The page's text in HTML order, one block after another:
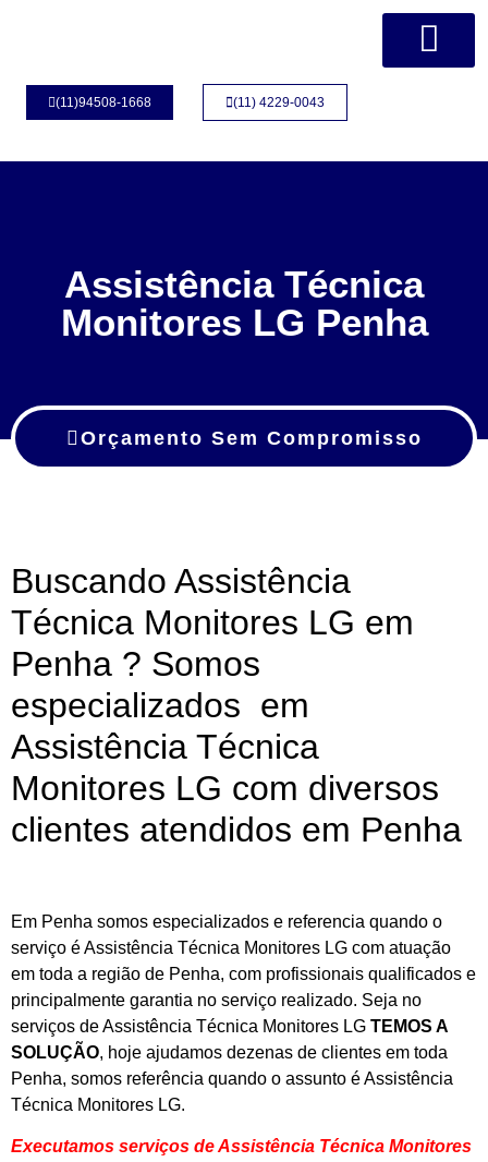
(11)94508-1668 (11) 4229-0043
Assistência Técnica
Monitores LG Penha
Orçamento Sem Compromisso
Buscando Assistência
Técnica Monitores LG em
Penha ? Somos
especializados em
Assistência Técnica
Monitores LG com diversos
clientes atendidos em Penha
Em Penha somos especializados e referencia quando o
serviço é Assistência Técnica Monitores LG com atuação
em toda a região de Penha, com profissionais qualificados e
principalmente garantia no serviço realizado. Seja no
serviços de Assistência Técnica Monitores LG TEMOS A
SOLUÇÃO, hoje ajudamos dezenas de clientes em toda
Penha, somos referência quando o assunto é Assistência
Técnica Monitores LG.
Executamos serviços de Assistência Técnica Monitores